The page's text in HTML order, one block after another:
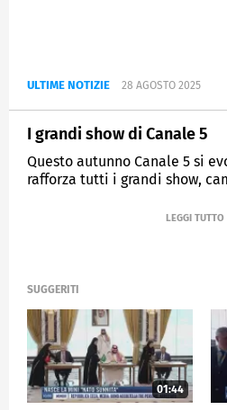
ULTIME NOTIZIE 28 AGOSTO 2025
I grandi show di Canale 5
Questo autunno Canale 5 si
rafforza tutti i grandi show,
SUGGERITI
01:44